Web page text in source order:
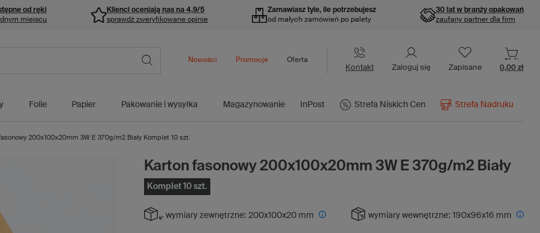
od ręki
miejscu
Klienci oceniają nas na 4,9/5
sprawdź zweryfikowane opinie
Zamawiasz tyle, ile potrzebujesz
od małych zamówień po palety
30 lat w branży opakowań
zaufany partner dla firm
Kontakt Zaloguj się Zapisane 0,00 zł
Folie Papier Pakowanie i wysyłka Magazynowanie InPost Strefa Niskich Cen Strefa Nadruku
Nowości Promocje Oferta
200x100x20mm 3W E 370g/m2 Biały Komplet 10 szt.
Karton fasonowy 200x100x20mm 3W E 370g/m2 Biały
Komplet 10 szt.
wymiary zewnętrzne: 200x100x20 mm wymiary wewnętrzne: 190x96x16 mm